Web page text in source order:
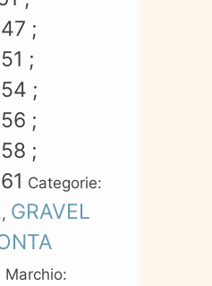
;
;
;
;
;
Categorie:
, GRAVEL
Marchio: